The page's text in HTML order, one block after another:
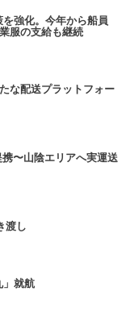
強化。今年から船員
服の支給も継続
な配送プラットフォー
〜山陰エリアへ実運送
渡し
」就航